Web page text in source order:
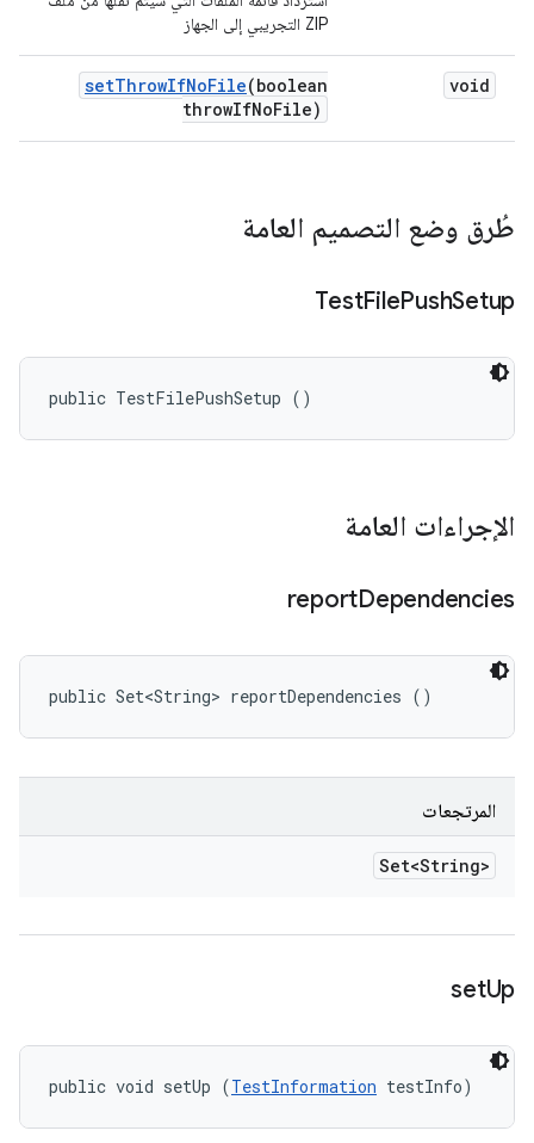
ZIP التجريبي إلى الجهاز
void
setThrowIfNoFile(boolean
throwIfNoFile)
طُرق وضع التصميم العامة
TestFilePushSetup
public TestFilePushSetup ()
الإجراءات العامة
reportDependencies
public Set<String> reportDependencies ()
المرتجعات
Set<String>
setUp
public void setUp (TestInformation testInfo)